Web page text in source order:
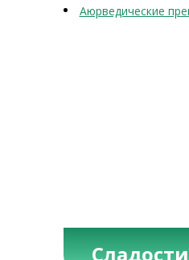
Аюрведические